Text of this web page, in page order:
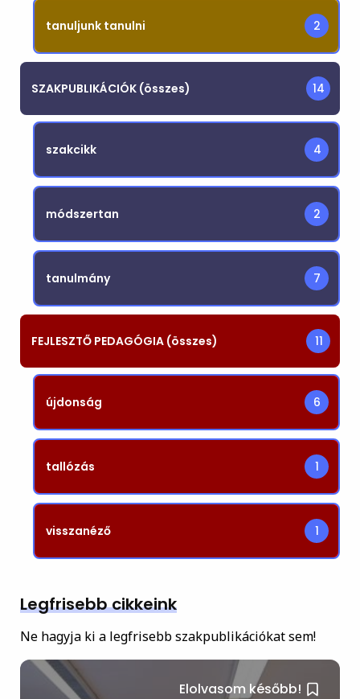
tanuljunk tanulni 2
SZAKPUBLIKÁCIÓK (összes) 14
szakcikk 4
módszertan 2
tanulmány 7
FEJLESZTŐ PEDAGÓGIA (összes) 11
újdonság 6
tallózás 1
visszanéző 1
Legfrisebb cikkeink
Ne hagyja ki a legfrisebb szakpublikációkat sem!
Elolvasom később!